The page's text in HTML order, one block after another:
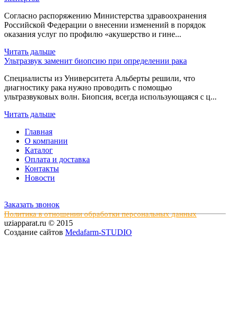
Согласно распоряжению Министерства здравоохранения
Российской Федерации о внесении изменений в порядок
оказания услуг по профилю «акушерство и гине...
Читать дальше
Ультразвук заменит биопсию при определении рака
Специалисты из Университета Альберты решили, что
диагностику рака нужно проводить с помощью
ультразвуковых волн. Биопсия, всегда использующаяся с ц...
Читать дальше
Главная
О компании
Каталог
Оплата и доставка
Контакты
Новости
Заказать звонок
Политика в отношении обработки персональных данных
uziapparat.ru © 2015
Создание сайтов Medafarm-STUDIO